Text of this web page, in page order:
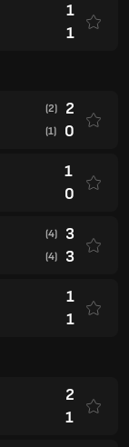
1
1
(2) 2
(1) 0
1
0
(4) 3
(4) 3
1
1
2
1